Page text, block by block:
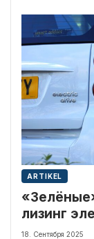
ARTIKEL
лизинг
питание в
18. Сентября 2025